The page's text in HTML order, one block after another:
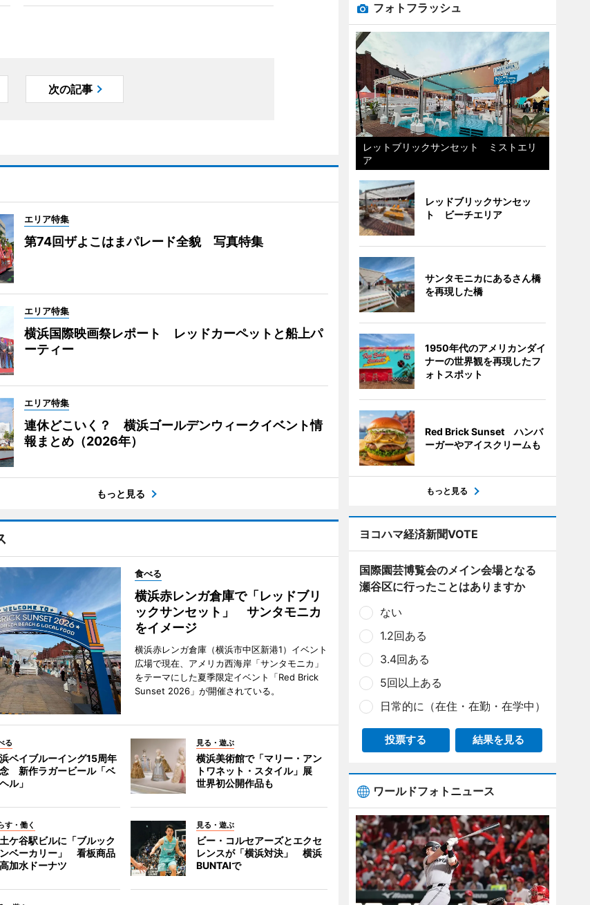
次の記事
エリア特集
第74回ザよこはまパレード全貌 写真特集
エリア特集
横浜国際映画祭レポート レッドカーペットと船上パ
ーティー
エリア特集
連休どこいく？ 横浜ゴールデンウィークイベント情
報まとめ（2026年）
もっと見る
食べる
横浜赤レンガ倉庫で「レッドブリ
ックサンセット」 サンタモニカ
をイメージ
横浜赤レンガ倉庫（横浜市中区新港1）イベント
広場で現在、アメリカ西海岸「サンタモニカ」
をテーマにした夏季限定イベント「Red Brick
Sunset 2026」が開催されている。
る
ベイブルーイング15周年
新作ラガービール「ベ
ル」
見る・遊ぶ
横浜美術館で「マリー・アン
トワネット・スタイル」展
世界初公開作品も
す・働く
ケ谷駅ビルに「ブルック
ベーカリー」 看板商品
加水ドーナツ
見る・遊ぶ
ビー・コルセアーズとエクセ
レンスが「横浜対決」 横浜
BUNTAIで
フォトフラッシュ
レットブリックサンセット ミストエリ
ア
レッドブリックサンセッ
ト ビーチエリア
サンタモニカにあるさん橋
を再現した橋
1950年代のアメリカンダイ
ナーの世界観を再現したフ
ォトスポット
Red Brick Sunset ハンバ
ーガーやアイスクリームも
もっと見る
ヨコハマ経済新聞VOTE
国際園芸博覧会のメイン会場となる
瀬谷区に行ったことはありますか
ない
1.2回ある
3.4回ある
5回以上ある
日常的に（在住・在勤・在学中）
投票する 結果を見る
ワールドフォトニュース